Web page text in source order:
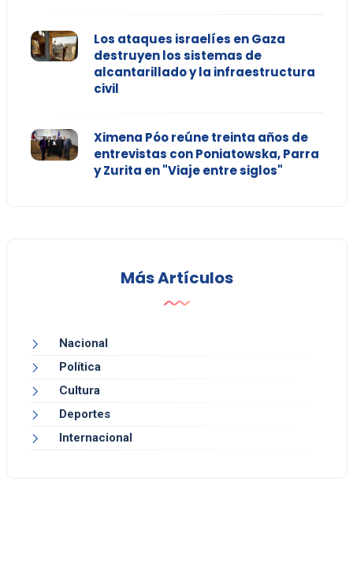
Los ataques israelíes en Gaza
destruyen los sistemas de
alcantarillado y la infraestructura
civil
Ximena Póo reúne treinta años de
entrevistas con Poniatowska, Parra
y Zurita en "Viaje entre siglos"
Más Artículos
Nacional
Política
Cultura
Deportes
Internacional